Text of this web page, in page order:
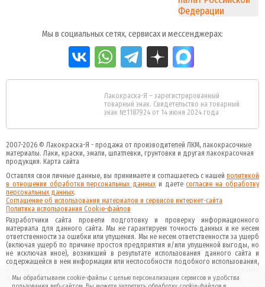
Мы в социальных сетях, сервисах и мессенджерах:
Лакокраска-Я – зарегистрированный
товарный знак. Свидетельство на товарный
знак №1187924 от 14 июня 2024 года
2007-2026 © Лакокраска-Я - продажа от производителей ЛКМ, лакокрасочные
материалы. Лаки, краски, эмали, шпатлевки, грунтовки и другая лакокрасочная
продукция. Карта сайта
Оставляя свои личные данные, вы принимаете и соглашаетесь с нашей политикой
в отношении обработки персональных данных и даетеcогласие на обработку
персональных данных.
Соглашение об использовании материалов и сервисов интернет-сайта
Политика использования Cookie-файлов
Разработчики сайта провели подготовку и проверку информационного
материала для данного сайта. Мы не гарантируем точность данных и не несем
ответственности за ошибки или упущения. Мы не несем ответственности за ущерб
(включая ущерб по причине простоя предприятия и/или упущенной выгоды, но
не исключая иное), возникший в результате использования данного сайта и
содержащейся в нем информации или неспособности подобного использования,
данного сайта и данной информации.
Мы обрабатываем cookie-файлы с целью персонализации сервисов и удобства